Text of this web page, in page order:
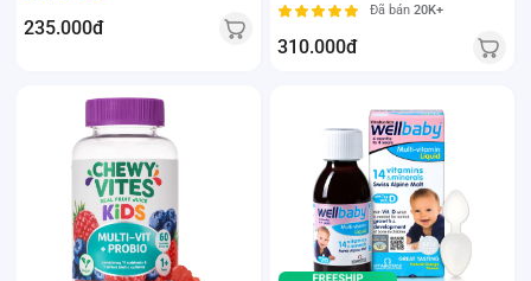
235.000đ
Đã bán 20K+
310.000đ